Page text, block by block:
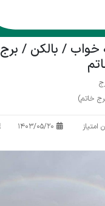
خواب / بالکن / برج
خاتم)
امتیاز